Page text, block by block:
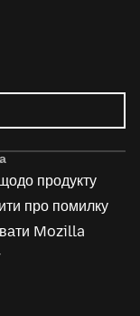
продукту
про помилку
Mozilla